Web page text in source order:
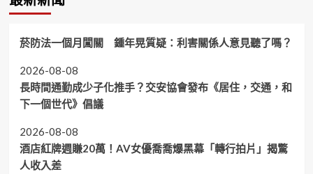
菸防法一個月闖關 鍾年晃質疑：利害關係人意見聽了嗎？
2026-08-08
長時間通勤成少子化推手？交安協會發布《居住，交通，和
下一個世代》倡議
2026-08-08
酒店紅牌週賺20萬！AV女優喬喬爆黑幕「轉行拍片」揭驚
人收入差